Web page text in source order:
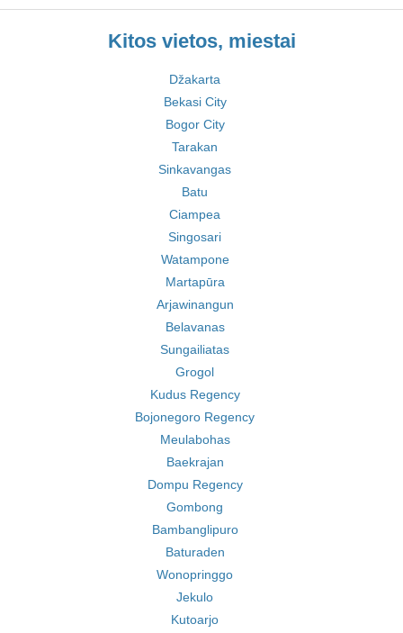
Kitos vietos, miestai
Džakarta
Bekasi City
Bogor City
Tarakan
Sinkavangas
Batu
Ciampea
Singosari
Watampone
Martapūra
Arjawinangun
Belavanas
Sungailiatas
Grogol
Kudus Regency
Bojonegoro Regency
Meulabohas
Baekrajan
Dompu Regency
Gombong
Bambanglipuro
Baturaden
Wonopringgo
Jekulo
Kutoarjo